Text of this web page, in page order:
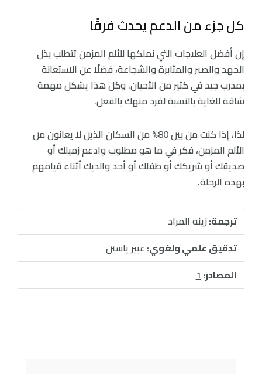
كل جزء من الدعم يحدث فرقًا
إن أفضل العلاجات التي نملكها للألم المزمن تتطلب بذل
الجهد والصبر والمثابرة والشجاعة، فضلًا عن الاستعانة
بمدرب جيد في كثير من الأحيان. وكل هذا يشكل مهمة
شاقة للغاية بالنسبة لفرد منهك بالفعل.
لذا، إذا كنت من بين 80% من السكان الذين لا يعانون من
الألم المزمن، فكر في ما هو مطلوب وادعم زميلك أو
صديقك أو شريكك أو طفلك أو أحد والديك أثناء قيامهم
بهذه الرحلة.
ترجمة:زينه المراد
تدقيق علمي ولغوي:عبير ياسين
المصادر:1